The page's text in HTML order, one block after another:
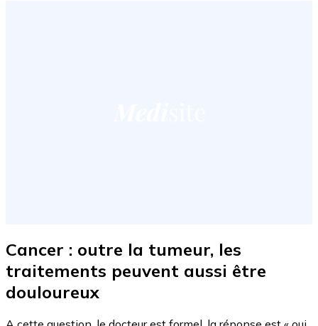
Cancer : outre la tumeur, les
traitements peuvent aussi être
douloureux